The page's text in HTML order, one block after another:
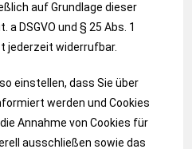
auf Grundlage dieser
a DSGVO und § 25 Abs. 1
jederzeit widerrufbar.
einstellen, dass Sie über
werden und Cookies
Annahme von Cookies für
ausschließen sowie das